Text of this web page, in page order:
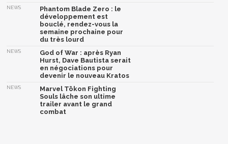
NEWS
Phantom Blade Zero : le
développement est
bouclé, rendez-vous la
semaine prochaine pour
du très lourd
NEWS
God of War : après Ryan
Hurst, Dave Bautista serait
en négociations pour
devenir le nouveau Kratos
NEWS
Marvel Tōkon Fighting
Souls lâche son ultime
trailer avant le grand
combat